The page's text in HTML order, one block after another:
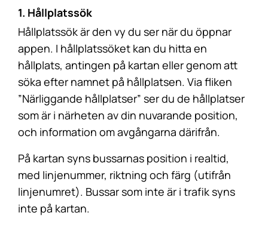
1. Hållplatssök
Hållplatssök är den vy du ser när du öppnar
appen. I hållplatssöket kan du hitta en
hållplats, antingen på kartan eller genom att
söka efter namnet på hållplatsen. Via fliken
”Närliggande hållplatser” ser du de hållplatser
som är i närheten av din nuvarande position,
och information om avgångarna därifrån.
På kartan syns bussarnas position i realtid,
med linjenummer, riktning och färg (utifrån
linjenumret). Bussar som inte är i trafik syns
inte på kartan.